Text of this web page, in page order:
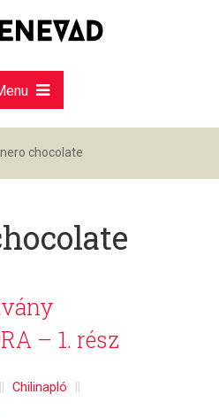
chocolate
– 1. rész
Chilinapló